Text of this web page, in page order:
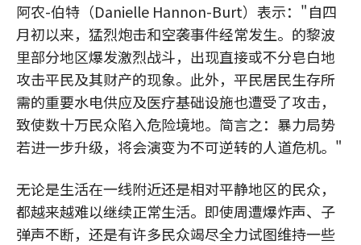
阿农-伯特（Danielle Hannon-Burt）表示："自四
月初以来，猛烈炮击和空袭事件经常发生。的黎波
里部分地区爆发激烈战斗，出现直接或不分皂白地
攻击平民及其财产的现象。此外，平民居民生存所
需的重要水电供应及医疗基础设施也遭受了攻击，
致使数十万民众陷入危险境地。简言之：暴力局势
若进一步升级，将会演变为不可逆转的人道危机。"
无论是生活在一线附近还是相对平静地区的民众，
都越来越难以继续正常生活。即使周遭爆炸声、子
弹声不断，还是有许多民众竭尽全力试图维持一些